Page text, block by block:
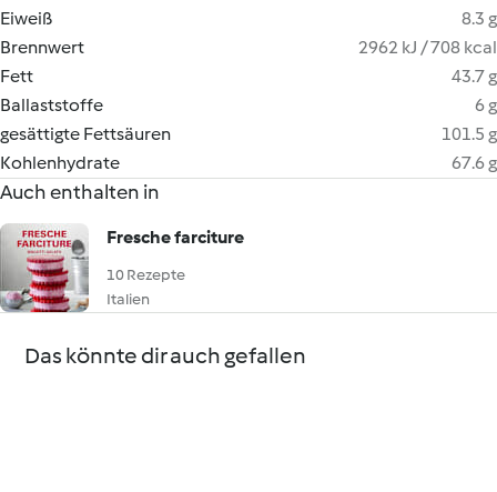
Eiweiß
8.3 g
Brennwert
2962 kJ / 708 kcal
Fett
43.7 g
Ballaststoffe
6 g
gesättigte Fettsäuren
101.5 g
Kohlenhydrate
67.6 g
Auch enthalten in
Fresche farciture
10 Rezepte
Italien
Das könnte dir auch gefallen